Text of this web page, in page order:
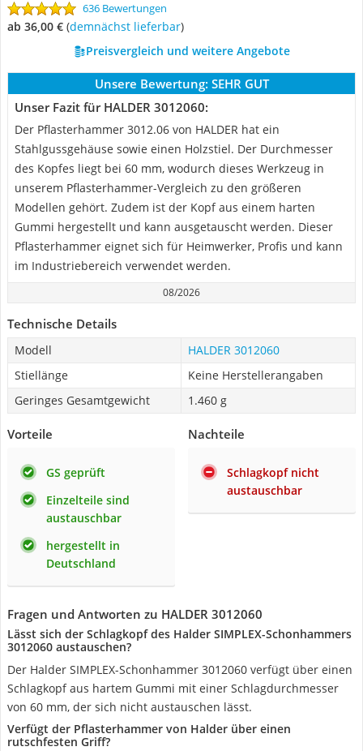
636 Bewertungen
ab 36,00 € ( Demnächst lieferbar)
Preisvergleich und weitere Angebote
Unsere Bewertung: SEHR GUT
Unser Fazit für HALDER 3012060:
Der Pflasterhammer 3012.06 von HALDER hat ein
Stahlgussgehäuse sowie einen Holzstiel. Der Durchmesser
des Kopfes liegt bei 60 mm, wodurch dieses Werkzeug in
unserem Pflasterhammer-Vergleich zu den größeren
Modellen gehört. Zudem ist der Kopf aus einem harten
Gummi hergestellt und kann ausgetauscht werden. Dieser
Pflasterhammer eignet sich für Heimwerker, Profis und kann
im Industriebereich verwendet werden.
08/2026
Technische Details
Modell
HALDER 3012060
Stiellänge
Keine Herstellerangaben
Geringes Gesamtgewicht
‎1.460 g
Vorteile
GS geprüft
Einzelteile sind
austauschbar
hergestellt in
Deutschland
Nachteile
Schlagkopf nicht
austauschbar
Fragen und Antworten zu HALDER 3012060
Lässt sich der Schlagkopf des Halder SIMPLEX-Schonhammers
3012060 austauschen?
Der Halder SIMPLEX-Schonhammer 3012060 verfügt über einen
Schlagkopf aus hartem Gummi mit einer Schlagdurchmesser
von 60 mm, der sich nicht austauschen lässt.
Verfügt der Pflasterhammer von Halder über einen
rutschfesten Griff?